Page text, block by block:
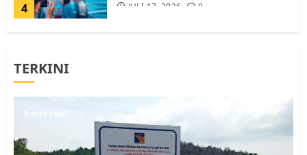
4 JULI 17, 2026 0
5
TERKINI
5 min read